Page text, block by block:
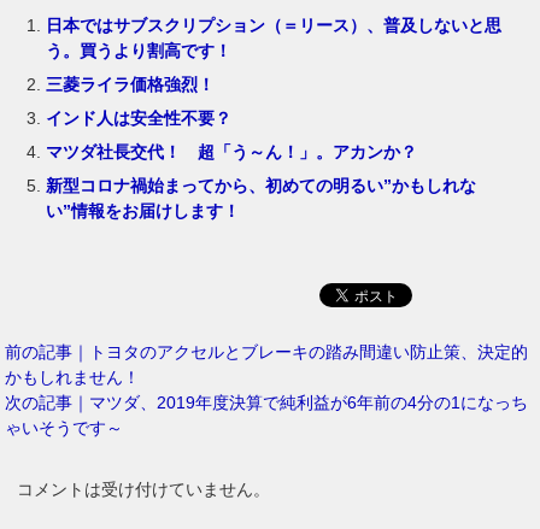
日本ではサブスクリプション（＝リース）、普及しないと思
う。買うより割高です！
三菱ライラ価格強烈！
インド人は安全性不要？
マツダ社長交代！ 超「う～ん！」。アカンか？
新型コロナ禍始まってから、初めての明るい”かもしれな
い”情報をお届けします！
前の記事｜トヨタのアクセルとブレーキの踏み間違い防止策、決定的
かもしれません！
次の記事｜マツダ、2019年度決算で純利益が6年前の4分の1になっち
ゃいそうです～
コメントは受け付けていません。